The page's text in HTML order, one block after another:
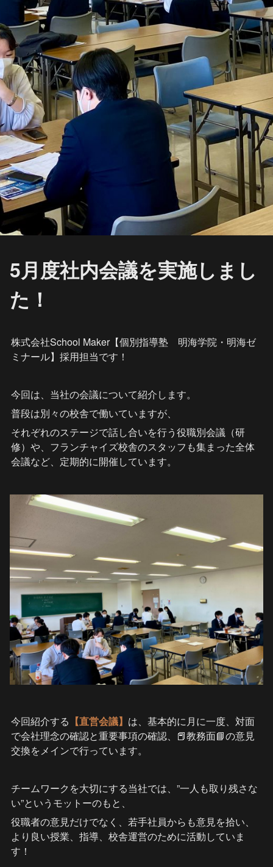
5月度社内会議を実施しまし
た！
株式会社School Maker【個別指導塾　明海学院・明海ゼ
ミナール】採用担当です！
今回は、当社の会議について紹介します。
普段は別々の校舎で働いていますが、
それぞれのステージで話し合いを行う役職別会議（研
修）や、フランチャイズ校舎のスタッフも集まった全体
会議など、定期的に開催しています。
今回紹介する 【直営会議】 は、基本的に月に一度、対面
で会社理念の確認と重要事項の確認、📕教務面📘の意見
交換をメインで行っています。
チームワークを大切にする当社では、”一人も取り残さな
い”というモットーのもと、
役職者の意見だけでなく、若手社員からも意見を拾い、
より良い授業、指導、校舎運営のために活動していま
す！